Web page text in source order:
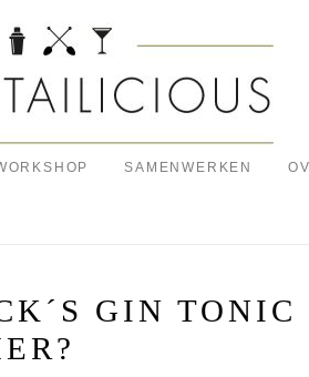
SAMENWERKEN
GIN TONIC